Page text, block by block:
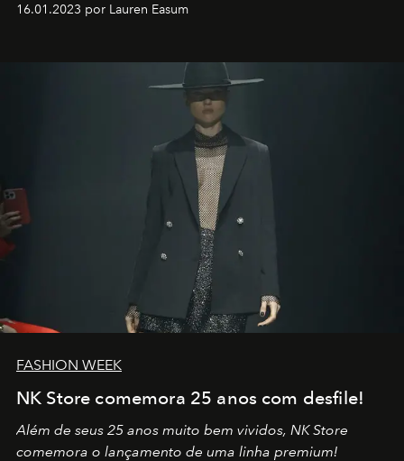
transportador AMTD abrindo caminho para muitos
por propósitos, com um claro senso de missão na vida e
16.01.2023 por Lauren Easum
FASHION WEEK
NK Store comemora 25 anos com desfile!
Além de seus 25 anos muito bem vividos, NK Store
comemora o lançamento de uma linha premium!